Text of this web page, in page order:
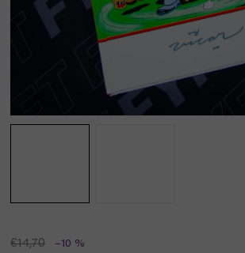
€14,70 –10 %